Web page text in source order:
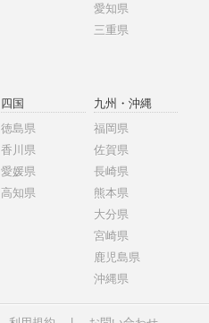
愛知県
三重県
四国
徳島県
香川県
愛媛県
高知県
九州・沖縄
福岡県
佐賀県
長崎県
熊本県
大分県
宮崎県
鹿児島県
沖縄県